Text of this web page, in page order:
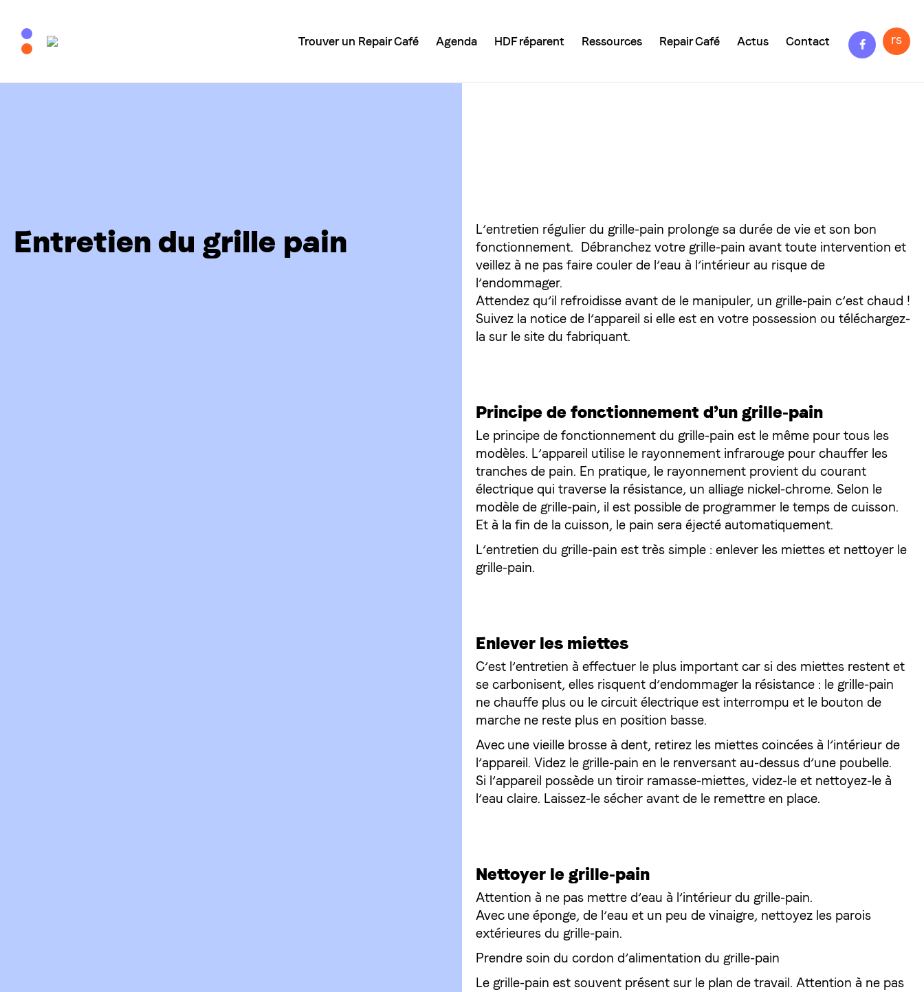
Trouver un Repair Café Agenda HDF réparent Ressources Repair Café Actus Contact Facebook
rs
Entretien du grille pain
L’entretien régulier du grille-pain prolonge sa durée de vie et son bon
fonctionnement. Débranchez votre grille-pain avant toute intervention et
veillez à ne pas faire couler de l’eau à l’intérieur au risque de
l’endommager.
Attendez qu’il refroidisse avant de le manipuler, un grille-pain c’est chaud !
Suivez la notice de l’appareil si elle est en votre possession ou téléchargez-
la sur le site du fabriquant.
Principe de fonctionnement d’un grille-pain
Le principe de fonctionnement du grille-pain est le même pour tous les
modèles. L’appareil utilise le rayonnement infrarouge pour chauffer les
tranches de pain. En pratique, le rayonnement provient du courant
électrique qui traverse la résistance, un alliage nickel-chrome. Selon le
modèle de grille-pain, il est possible de programmer le temps de cuisson.
Et à la fin de la cuisson, le pain sera éjecté automatiquement.
L’entretien du grille-pain est très simple : enlever les miettes et nettoyer le
grille-pain.
Enlever les miettes
C’est l’entretien à effectuer le plus important car si des miettes restent et
se carbonisent, elles risquent d’endommager la résistance : le grille-pain
ne chauffe plus ou le circuit électrique est interrompu et le bouton de
marche ne reste plus en position basse.
Avec une vieille brosse à dent, retirez les miettes coincées à l’intérieur de
l’appareil. Videz le grille-pain en le renversant au-dessus d’une poubelle.
Si l’appareil possède un tiroir ramasse-miettes, videz-le et nettoyez-le à
l’eau claire. Laissez-le sécher avant de le remettre en place.
Nettoyer le grille-pain
Attention à ne pas mettre d’eau à l’intérieur du grille-pain.
Avec une éponge, de l’eau et un peu de vinaigre, nettoyez les parois
extérieures du grille-pain.
Prendre soin du cordon d’alimentation du grille-pain
Le grille-pain est souvent présent sur le plan de travail. Attention à ne pas